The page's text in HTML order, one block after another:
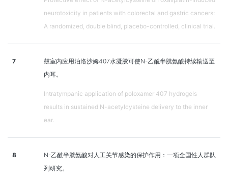
neurotoxicity in patients with colorectal and gastric cancers:
A randomized, double blind, placebo-controlled, clinical trial.
7
鼓室内应用泊洛沙姆407水凝胶可使N-乙酰半胱氨酸持续输送至
内耳。
Intratympanic application of poloxamer 407 hydrogels
results in sustained N-acetylcysteine delivery to the inner
ear.
8
N-乙酰半胱氨酸对人工关节感染的保护作用：一项全国性人群队
列研究。